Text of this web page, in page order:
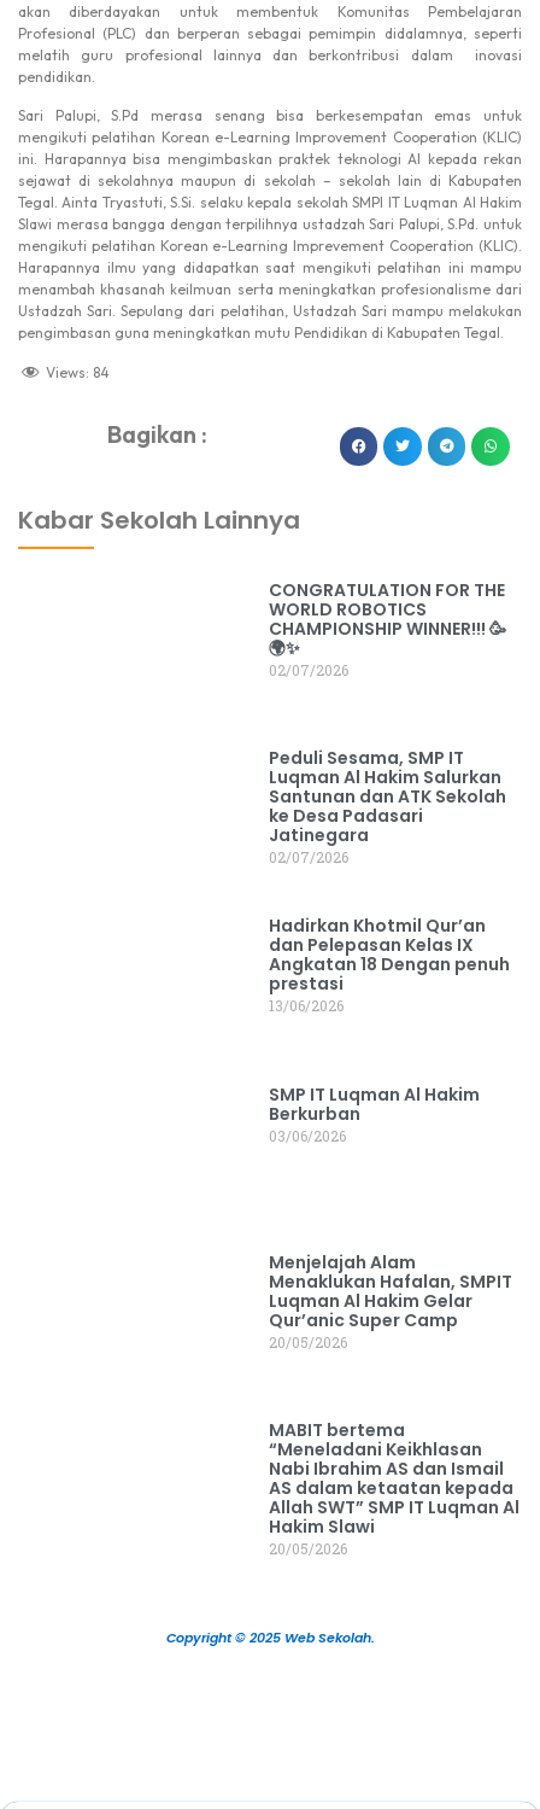
akan diberdayakan untuk membentuk Komunitas Pembelajaran
Profesional (PLC) dan berperan sebagai pemimpin didalamnya, seperti
melatih guru profesional lainnya dan berkontribusi dalam inovasi
pendidikan.
Sari Palupi, S.Pd merasa senang bisa berkesempatan emas untuk
mengikuti pelatihan Korean e-Learning Improvement Cooperation (KLIC)
ini. Harapannya bisa mengimbaskan praktek teknologi AI kepada rekan
sejawat di sekolahnya maupun di sekolah – sekolah lain di Kabupaten
Tegal. Ainta Tryastuti, S.Si. selaku kepala sekolah SMPI IT Luqman Al Hakim
Slawi merasa bangga dengan terpilihnya ustadzah Sari Palupi, S.Pd. untuk
mengikuti pelatihan Korean e-Learning Imprevement Cooperation (KLIC).
Harapannya ilmu yang didapatkan saat mengikuti pelatihan ini mampu
menambah khasanah keilmuan serta meningkatkan profesionalisme dari
Ustadzah Sari. Sepulang dari pelatihan, Ustadzah Sari mampu melakukan
pengimbasan guna meningkatkan mutu Pendidikan di Kabupaten Tegal.
Views: 84
Bagikan :
Kabar Sekolah Lainnya
CONGRATULATION FOR THE
WORLD ROBOTICS
CHAMPIONSHIP WINNER!!! 🥳
🌍✨
02/07/2026
Peduli Sesama, SMP IT
Luqman Al Hakim Salurkan
Santunan dan ATK Sekolah
ke Desa Padasari
Jatinegara
02/07/2026
Hadirkan Khotmil Qur’an
dan Pelepasan Kelas IX
Angkatan 18 Dengan penuh
prestasi
13/06/2026
SMP IT Luqman Al Hakim
Berkurban
03/06/2026
Menjelajah Alam
Menaklukan Hafalan, SMPIT
Luqman Al Hakim Gelar
Qur’anic Super Camp
20/05/2026
MABIT bertema
“Meneladani Keikhlasan
Nabi Ibrahim AS dan Ismail
AS dalam ketaatan kepada
Allah SWT” SMP IT Luqman Al
Hakim Slawi
20/05/2026
Copyright © 2025 Web Sekolah.